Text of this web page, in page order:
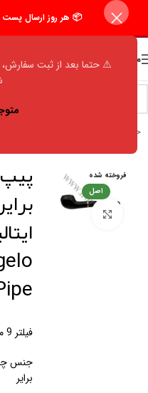
⚠️ حتما بعد از ثبت
📦 هر روز ارسال
منو
خانه
فروخته شده
اصل
برای بزرگنمایی کلیک
فیلتر 9 میلی متری
جنس
برایر